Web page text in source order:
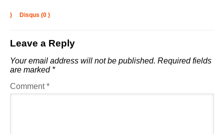
) Disqus (0 )
Leave a Reply
Your email address will not be published. Required fields
are marked *
Comment*